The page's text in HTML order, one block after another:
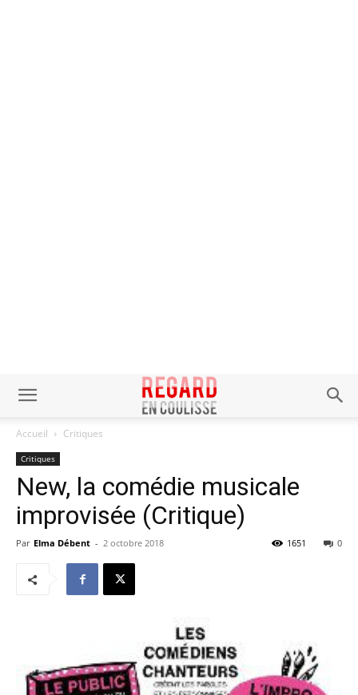
Accueil Critiques
Critiques
New, la comédie musicale
improvisée (Critique)
Par Elma Débent - 2 octobre 2018 0
1651